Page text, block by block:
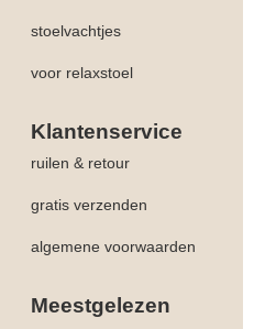
stoelvachtjes
voor relaxstoel
Klantenservice
ruilen & retour
gratis verzenden
algemene voorwaarden
Meestgelezen